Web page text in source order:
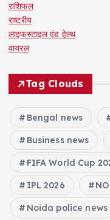
राशिफल
राष्ट्रीय
लाइफस्टाइल एंड हेल्थ
वायरल
Tag Clouds
Bengal news
Business news
FIFA World Cup
IPL 2026
Noida police news